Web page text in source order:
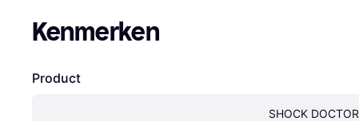
Kenmerken
Product
SHOCK DOCTOR